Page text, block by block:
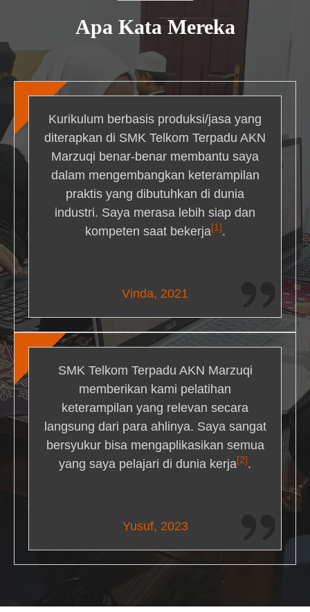
Apa Kata Mereka
Kurikulum berbasis produksi/jasa yang
diterapkan di SMK Telkom Terpadu AKN
Marzuqi benar-benar membantu saya
dalam mengembangkan keterampilan
praktis yang dibutuhkan di dunia
industri. Saya merasa lebih siap dan
kompeten saat bekerja[1] .
Vinda, 2021
SMK Telkom Terpadu AKN Marzuqi
memberikan kami pelatihan
keterampilan yang relevan secara
langsung dari para ahlinya. Saya sangat
bersyukur bisa mengaplikasikan semua
yang saya pelajari di dunia kerja[2] .
Yusuf, 2023